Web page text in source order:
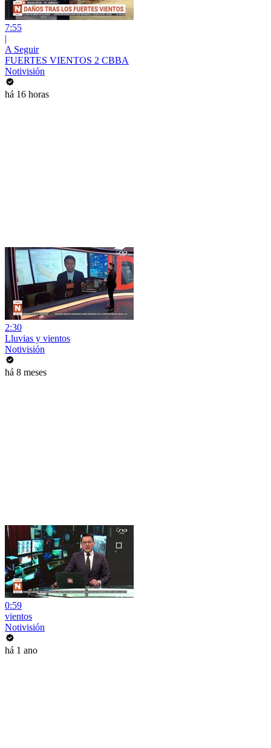
7:55
|
A Seguir
FUERTES VIENTOS 2 CBBA
Notivisión
há 16 horas
2:30
Lluvias y vientos
Notivisión
há 8 meses
0:59
vientos
Notivisión
há 1 ano